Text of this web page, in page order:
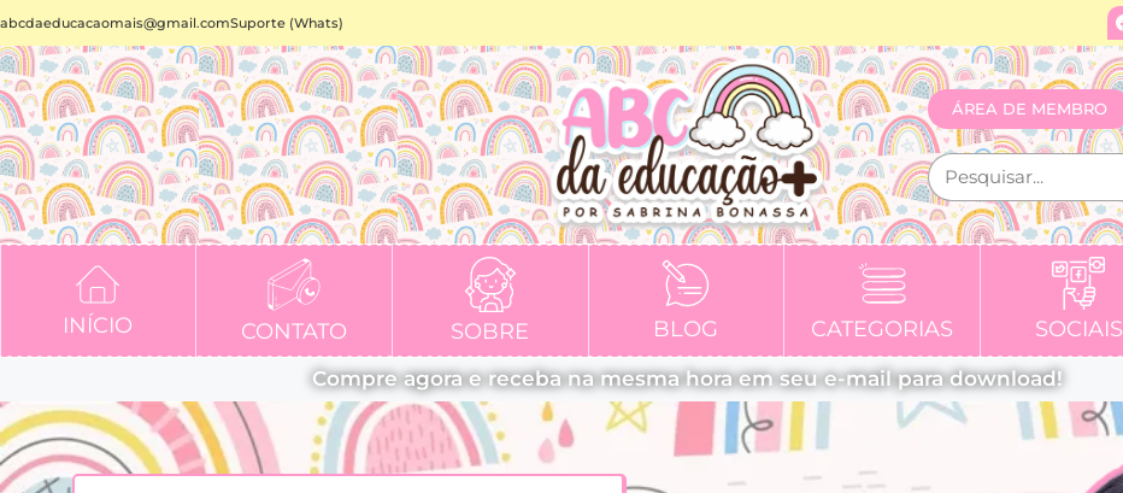
abcdaeducacaomais@gmail.comSuporte (Whats)
ÁREA DE MEMBRO
INÍCIO CONTATO SOBRE BLOG CATEGORIAS SOCIAIS
Compre agora e receba na mesma hora em seu e-mail para download!